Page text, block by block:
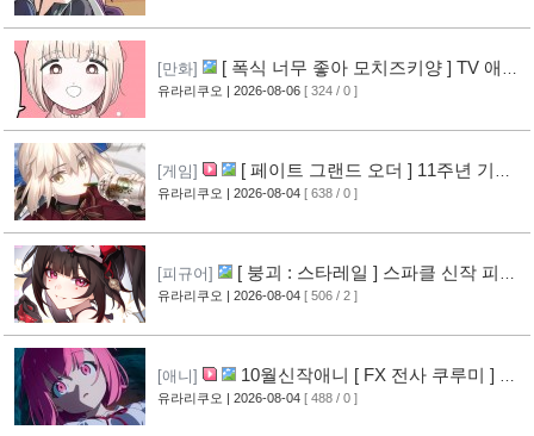
[만화]
[ 폭식 너무 좋아 모치즈키양 ] TV 애니
메이션화 결정 [13]
유라리쿠오 | 2026-08-06 [ 324 / 0 ]
[게임]
[ 페이트 그랜드 오더 ] 11주년 기념
영상 공개
[11]
유라리쿠오 | 2026-08-04 [ 638 / 0 ]
[피규어]
[ 붕괴 : 스타레일 ] 스파클 신작 피규
어 공개
[8]
유라리쿠오 | 2026-08-04 [ 506 / 2 ]
[애니]
10월신작애니 [ FX 전사 쿠루미 ] PV
영상 공개
[9]
유라리쿠오 | 2026-08-04 [ 488 / 0 ]